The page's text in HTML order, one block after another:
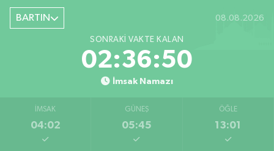
BARTIN 08.08.2026
SONRAKI VAKTE KALAN
02:36:49
İmsak Namazı
İMSAK
04:02
GÜNEŞ
05:45
ÖĞLE
13:01